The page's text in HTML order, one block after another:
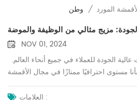
وطن / المورد
مزيج مثالي من الوظيفة والموضة
NOV 01, 2024
أنشأنا مستوى احترافيًا ممتازًا في مجال الأقمشة
به في العديد من الصناعات. ملكنا أقمشة
ممتازة فحسب، بل تلبي أيضًا احتياجات الموضة
العلامات :